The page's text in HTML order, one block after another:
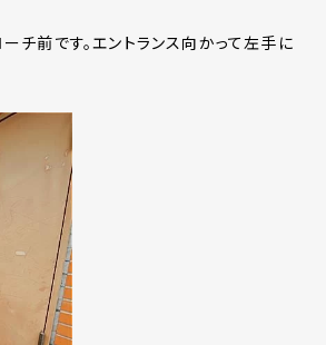
チ前です。エントランス向かって左手に